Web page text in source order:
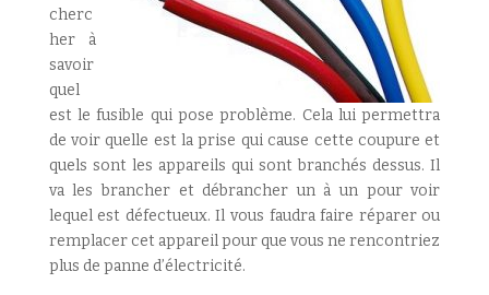
cherc
her à
savoir
quel
est le fusible qui pose problème. Cela lui permettra
de voir quelle est la prise qui cause cette coupure et
quels sont les appareils qui sont branchés dessus. Il
va les brancher et débrancher un à un pour voir
lequel est défectueux. Il vous faudra faire réparer ou
remplacer cet appareil pour que vous ne rencontriez
plus de panne d’électricité.